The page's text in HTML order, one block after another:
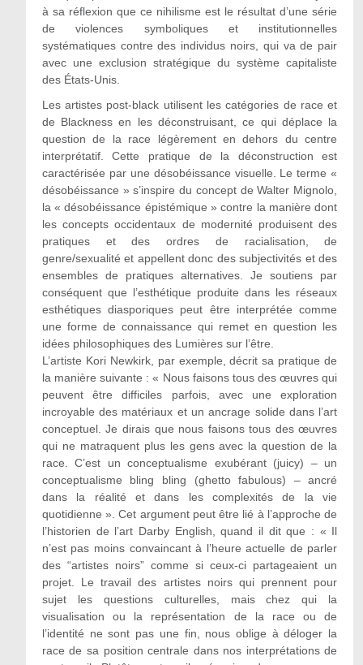
à sa réflexion que ce nihilisme est le résultat d’une série
de violences symboliques et institutionnelles
systématiques contre des individus noirs, qui va de pair
avec une exclusion stratégique du système capitaliste
des États-Unis.
Les artistes post-black utilisent les catégories de race et
de Blackness en les déconstruisant, ce qui déplace la
question de la race légèrement en dehors du centre
interprétatif. Cette pratique de la déconstruction est
caractérisée par une désobéissance visuelle. Le terme «
désobéissance » s’inspire du concept de Walter Mignolo,
la « désobéissance épistémique » contre la manière dont
les concepts occidentaux de modernité produisent des
pratiques et des ordres de racialisation, de
genre/sexualité et appellent donc des subjectivités et des
ensembles de pratiques alternatives. Je soutiens par
conséquent que l’esthétique produite dans les réseaux
esthétiques diasporiques peut être interprétée comme
une forme de connaissance qui remet en question les
idées philosophiques des Lumières sur l’être.
L’artiste Kori Newkirk, par exemple, décrit sa pratique de
la manière suivante : « Nous faisons tous des œuvres qui
peuvent être difficiles parfois, avec une exploration
incroyable des matériaux et un ancrage solide dans l’art
conceptuel. Je dirais que nous faisons tous des œuvres
qui ne matraquent plus les gens avec la question de la
race. C’est un conceptualisme exubérant (juicy) – un
conceptualisme bling bling (ghetto fabulous) – ancré
dans la réalité et dans les complexités de la vie
quotidienne ». Cet argument peut être lié à l’approche de
l’historien de l’art Darby English, quand il dit que : « Il
n’est pas moins convaincant à l’heure actuelle de parler
des “artistes noirs” comme si ceux-ci partageaient un
projet. Le travail des artistes noirs qui prennent pour
sujet les questions culturelles, mais chez qui la
visualisation ou la représentation de la race ou de
l’identité ne sont pas une fin, nous oblige à déloger la
race de sa position centrale dans nos interprétations de